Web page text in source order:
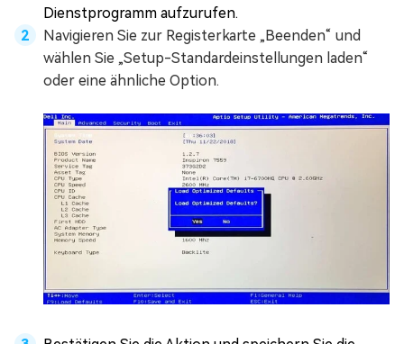
Dienstprogramm aufzurufen.
Navigieren Sie zur Registerkarte „Beenden“ und
wählen Sie „Setup-Standardeinstellungen laden“
oder eine ähnliche Option.